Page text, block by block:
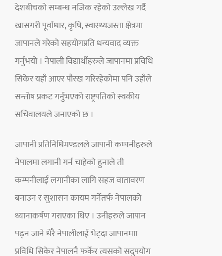
देशबीचको सम्बन्ध नजिक रहेको उल्लेख गर्दै
खासगरी पूर्वाधार, कृषि, स्वास्थ्यजस्ता क्षेत्रमा
जापानले गरेको सहयोगप्रति धन्यवाद व्यक्त
गर्नुभयो । नेपाली विद्यार्थीहरुले जापानमा प्रविधि
सिकेर यहाँ आएर पौरख गरिरहेकोमा पनि उहाँले
सन्तोष प्रकट गर्नुभएको राष्ट्रपतिको स्वकीय
सचिवालयले जनाएको छ ।
जापानी प्रतिनिधिमण्डलले जापानी कम्पनीहरुले
नेपालमा लगानी गर्न चाहेको हुनाले ती
कम्पनीलाई लगानीका लागि सहज वातावरण
बनाउन र सुशासन कायम गर्नेतर्फ नेपालको
ध्यानाकर्षण गराएका थिए । उनीहरुले जापान
पढ्न जाने धेरै नेपालीलाई भेट्दा जापानमाा
प्रविधि सिकेर नेपालनै फर्केर त्यसको सदुपयोग